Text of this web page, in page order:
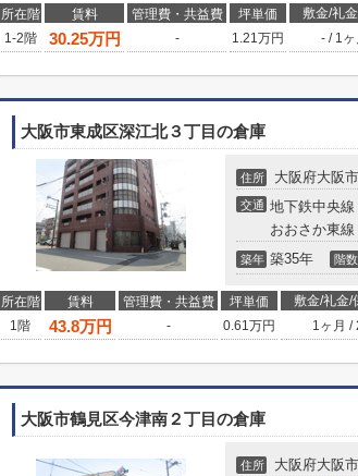
所在階 賃料 管理費・共益費 坪単価 敷金/礼
1-2階
30.25万円 - 1.21万円 - / 1ヶ
大阪市東成区深江北３丁目の倉庫
住所 大阪府大阪
交通 地下鉄中央線
おおさか東線
築年 築35年 階数
所在階 賃料 管理費・共益費 坪単価 敷金/礼金/
1階
43.8万円 - 0.61万円 1ヶ月 /
大阪市鶴見区今津南２丁目の倉庫
住所 大阪府大阪